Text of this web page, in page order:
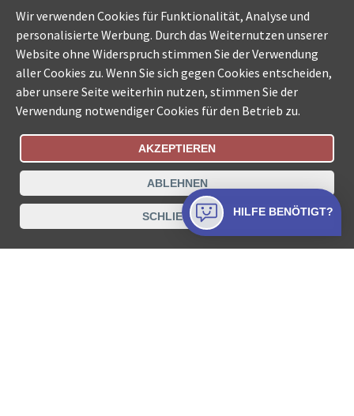
Bestellungsstatus Ämtersuche der Schweiz
Datenschutz Impressum Nutzungsbestimmungen
Kontakt
Wir verwenden Cookies für Funktionalität, Analyse und
personalisierte Werbung. Durch das Weiternutzen unserer
Website ohne Widerspruch stimmen Sie der Verwendung
aller Cookies zu. Wenn Sie sich gegen Cookies entscheiden,
aber unsere Seite weiterhin nutzen, stimmen Sie der
Verwendung notwendiger Cookies für den Betrieb zu.
AKZEPTIEREN
ABLEHNEN
SCHLIESSEN HILFE BENÖTIGT?